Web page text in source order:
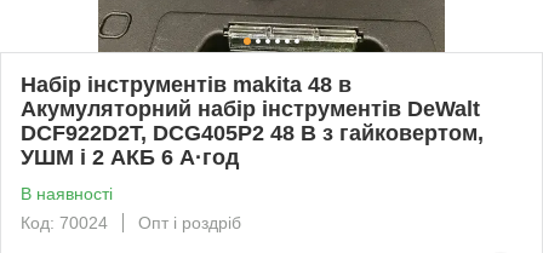
Набір інструментів makita 48 в
Акумуляторний набір інструментів DeWalt
DCF922D2T, DCG405P2 48 В з гайковертом,
УШМ і 2 АКБ 6 А·год
В наявності
Код: 70024
Опт і роздріб